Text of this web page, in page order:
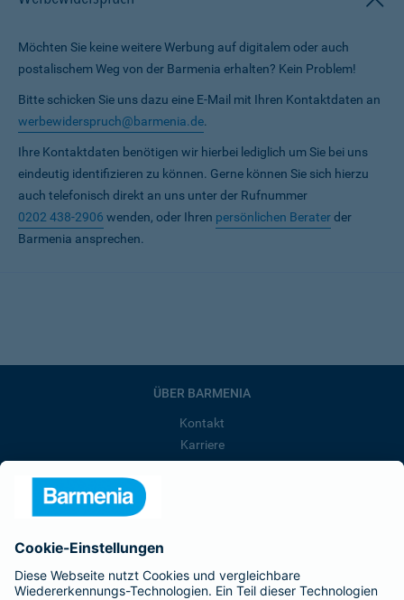
Möchten Sie keine weitere Werbung auf digitalem oder auch
postalischem Weg von der Barmenia erhalten? Kein Problem!
Bitte schicken Sie uns dazu eine E-Mail mit Ihren Kontaktdaten an
werbewiderspruch@barmenia.de.
Ihre Kontaktdaten benötigen wir hierbei lediglich um Sie bei uns
eindeutig identifizieren zu können. Gerne können Sie sich hierzu
auch telefonisch direkt an uns unter der Rufnummer
0202 438-2906 wenden, oder Ihren persönlichen Beraterder
Barmenia ansprechen.
ÜBER BARMENIA
Kontakt
Karriere
Barmenia ist Teil der BarmeniaGothaer
BELIEBTE SEITEN